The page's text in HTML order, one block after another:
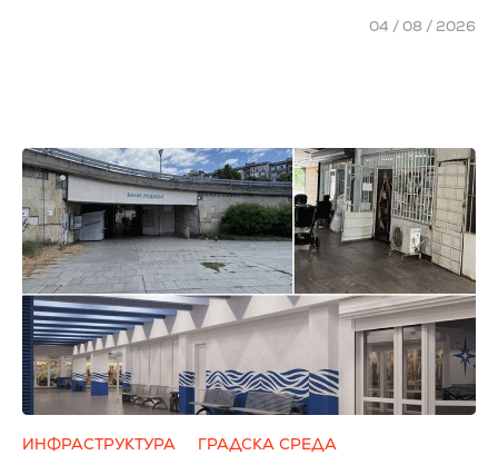
04 / 08 / 2026
ИНФРАСТРУКТУРА ГРАДСКА СРЕДА